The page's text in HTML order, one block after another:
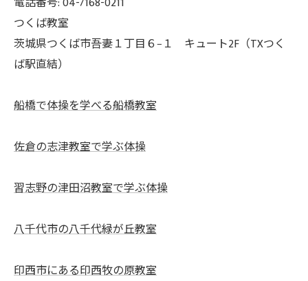
つくば教室
茨城県つくば市吾妻１丁目６−１ キュート2F（TXつく
ば駅直結）
船橋で体操を学べる船橋教室
佐倉の志津教室で学ぶ体操
習志野の津田沼教室で学ぶ体操
八千代市の八千代緑が丘教室
印西市にある印西牧の原教室